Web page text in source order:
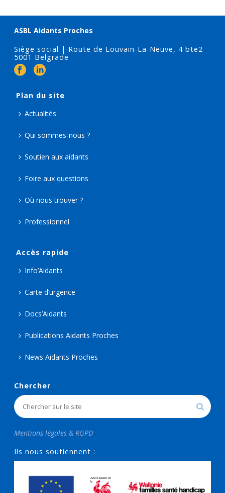
ASBL Aidants Proches
Siège social | Route de Louvain-La-Neuve, 4 bte2
5001 Belgrade
Plan du site
Actualités
Qui sommes-nous ?
Soutien aux aidants
Foire aux questions
Où nous trouver ?
Professionnel
Accès rapide
Info’Aidants
Carte d’urgence
Docs’Aidants
Publications Aidants Proches
News Aidants Proches
Chercher
Mentions légales & RGPD
Ils nous soutiennent :